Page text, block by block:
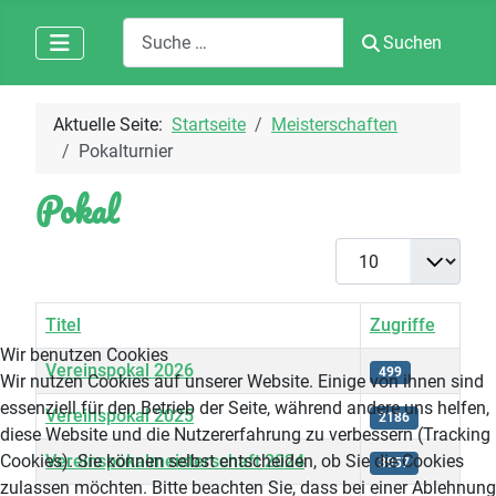
Suchen
Suchen
Aktuelle Seite: Startseite
Meisterschaften
Pokalturnier
Pokal
Anzeige #
Titel Zugriffe
Vereinspokal 2026 499
Vereinspokal 2025 2186
Vereinspokalmeisterschaft 2024 3957
Wir benutzen Cookies
Wir nutzen Cookies auf unserer Website. Einige von ihnen sind
essenziell für den Betrieb der Seite, während andere uns helfen,
diese Website und die Nutzererfahrung zu verbessern (Tracking
Cookies). Sie können selbst entscheiden, ob Sie die Cookies
zulassen möchten. Bitte beachten Sie, dass bei einer Ablehnung